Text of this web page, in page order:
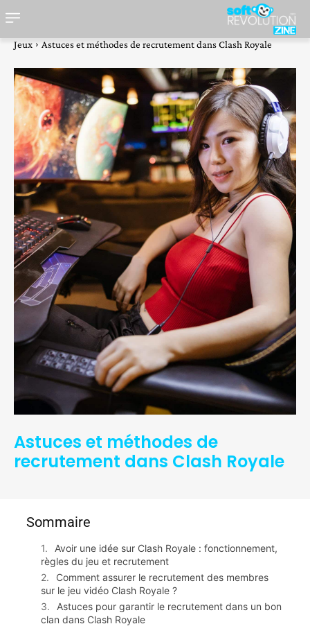
Jeux Astuces et méthodes de recrutement dans Clash Royale
Astuces et méthodes de
recrutement dans Clash Royale
Sommaire
Avoir une idée sur Clash Royale : fonctionnement,
règles du jeu et recrutement
Comment assurer le recrutement des membres
sur le jeu vidéo Clash Royale ?
Astuces pour garantir le recrutement dans un bon
clan dans Clash Royale